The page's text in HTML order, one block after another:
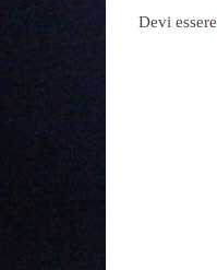
Devi essere